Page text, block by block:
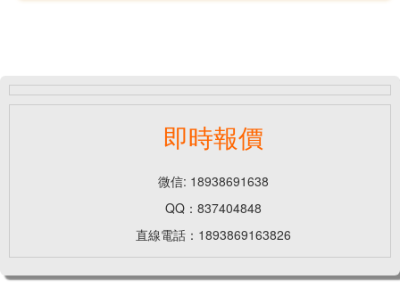
即時報價
微信: 18938691638
QQ：837404848
直線電話：1893869163826